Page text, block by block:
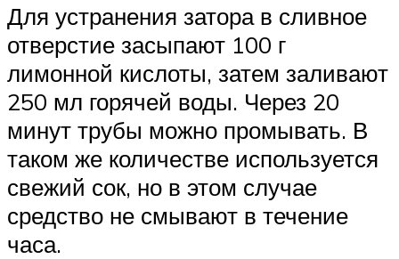
Для устранения затора в сливное
отверстие засыпают 100 г
лимонной кислоты, затем заливают
250 мл горячей воды. Через 20
минут трубы можно промывать. В
таком же количестве используется
свежий сок, но в этом случае
средство не смывают в течение
часа.